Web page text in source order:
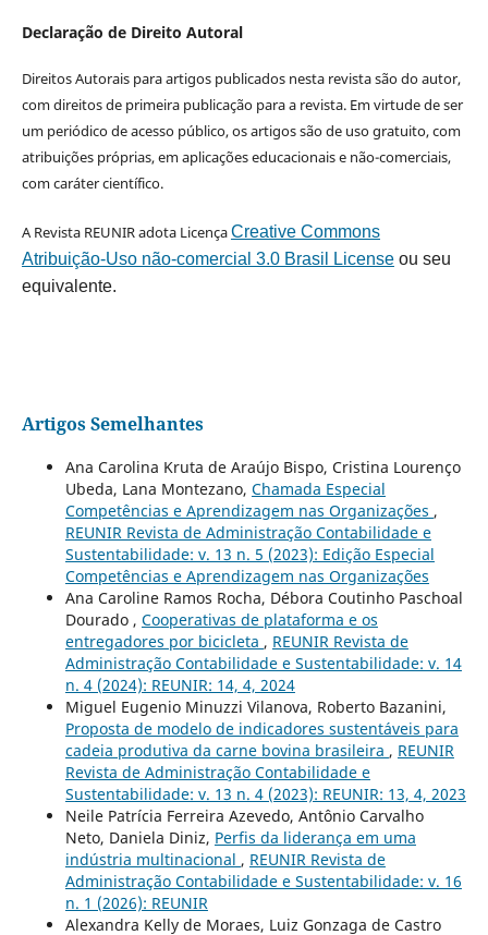
Declaração de Direito Autoral
Direitos Autorais para artigos publicados nesta revista são do autor,
com direitos de primeira publicação para a revista. Em virtude de ser
um periódico de acesso público, os artigos são de uso gratuito, com
atribuições próprias, em aplicações educacionais e não-comerciais,
com caráter científico.
A Revista REUNIR adota LicençaCreative Commons
Atribuição-Uso não-comercial 3.0 Brasil Licenseou seu
equivalente.
Artigos Semelhantes
Ana Carolina Kruta de Araújo Bispo, Cristina Lourenço
Ubeda, Lana Montezano, Chamada Especial
Competências e Aprendizagem nas Organizações ,
REUNIR Revista de Administração Contabilidade e
Sustentabilidade: v. 13 n. 5 (2023): Edição Especial
Competências e Aprendizagem nas Organizações
Ana Caroline Ramos Rocha, Débora Coutinho Paschoal
Dourado , Cooperativas de plataforma e os
entregadores por bicicleta , REUNIR Revista de
Administração Contabilidade e Sustentabilidade: v. 14
n. 4 (2024): REUNIR: 14, 4, 2024
Miguel Eugenio Minuzzi Vilanova, Roberto Bazanini,
Proposta de modelo de indicadores sustentáveis para
cadeia produtiva da carne bovina brasileira , REUNIR
Revista de Administração Contabilidade e
Sustentabilidade: v. 13 n. 4 (2023): REUNIR: 13, 4, 2023
Neile Patrícia Ferreira Azevedo, Antônio Carvalho
Neto, Daniela Diniz, Perfis da liderança em uma
indústria multinacional , REUNIR Revista de
Administração Contabilidade e Sustentabilidade: v. 16
n. 1 (2026): REUNIR
Alexandra Kelly de Moraes, Luiz Gonzaga de Castro